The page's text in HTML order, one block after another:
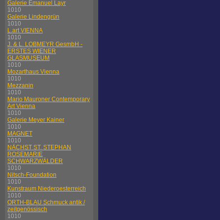
Galerie Emanuel Layr
1010
Galerie Lindengrün
1010
L.art VIENNA
1010
J. & L. LOBMEYR GesmbH -
ERSTES WIENER
GLASMUSEUM
1010
Mozarthaus Vienna
1010
Mezzanin
1010
Mario Mauroner Contemporary
Art Vienna
1010
Galerie Meyer Kainer
1010
MAGNET
1010
NÄCHST ST. STEPHAN
ROSEMARIE
SCHWARZWÄLDER
1010
Nitsch-Foundation
1010
Kunstraum Niederoesterreich
1010
ORTH-BLAU Schmuck antik /
zeitgenössisch
1010